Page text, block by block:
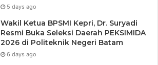
5 days ago
Wakil Ketua BPSMI Kepri, Dr. Suryadi
Resmi Buka Seleksi Daerah PEKSIMIDA
2026 di Politeknik Negeri Batam
6 days ago